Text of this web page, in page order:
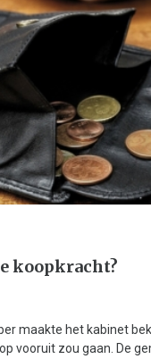
koopkracht?
maakte het kabinet
vooruit zou gaan. De